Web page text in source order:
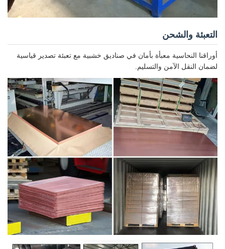
التعبئة والشحن
أوراقنا النحاسية معبأة بأمان في صناديق خشبية مع تعبئة تصدير قياسية
لضمان النقل الآمن والتسليم.